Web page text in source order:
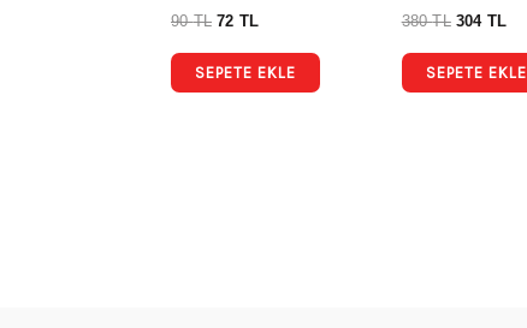
90TL 72 TL
SEPETE EKLE
380TL 304 TL
SEPETE EKLE